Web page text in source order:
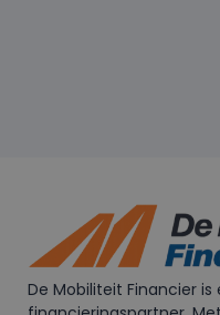
De Mobiliteit Financier